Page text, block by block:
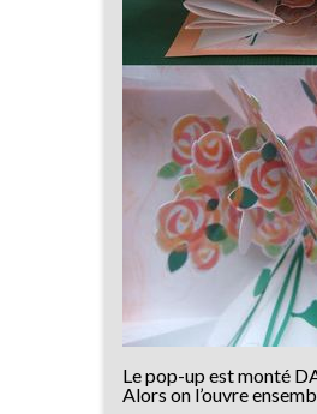
Le pop-up est monté
Alors on l’ouvre